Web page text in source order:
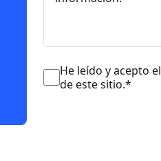
He leído y acepto el
de este sitio.*